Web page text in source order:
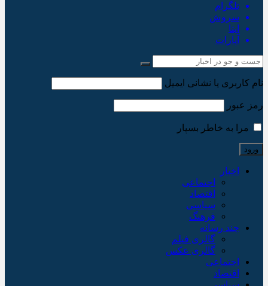
تلگرام
سروش
ایتا
آپارات
نام کاربری یا نشانی ایمیل
رمز عبور
مرا به خاطر بسپار
اخبار
اجتماعی
اقتصاد
سیاسی
فرهنگ
چند رسانه
گالری فیلم
گالری عکس
اجتماعی
اقتصاد